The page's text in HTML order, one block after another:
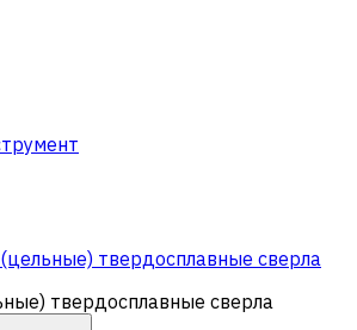
твердосплавные сверла
твердосплавные сверла